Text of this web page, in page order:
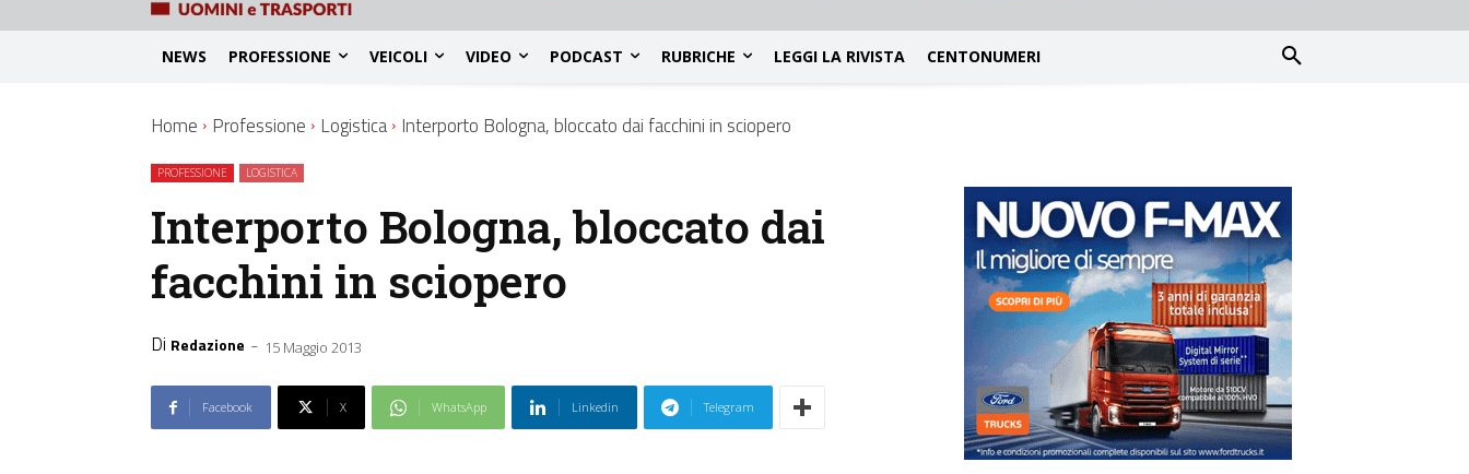
NEWS PROFESSIONE VEICOLI VIDEO PODCAST RUBRICHE LEGGI LA RIVISTA CENTONUMERI
Home Professione Logistica Interporto Bologna, bloccato dai facchini in sciopero
PROFESSIONE LOGISTICA
Interporto Bologna, bloccato dai
facchini in sciopero
Di Redazione - 15 Maggio 2013
Facebook X WhatsApp Linkedin Telegram